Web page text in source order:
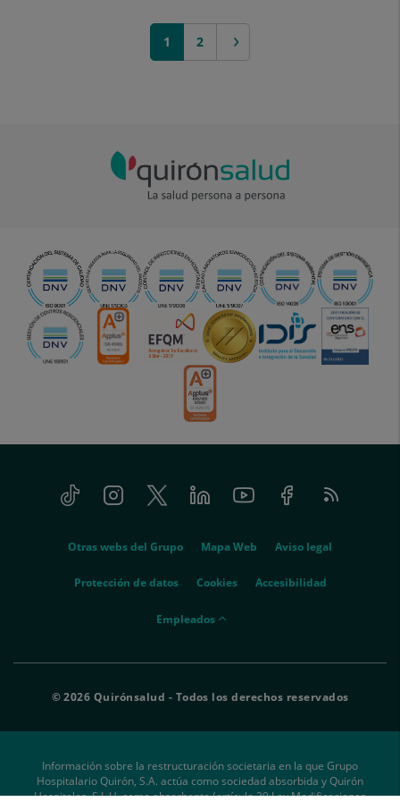
1 2
siguiente >
Tiktok InstagramTwitter LinkedinYoutube FacebookFeed
RSS
Otras webs del Grupo Mapa Web Aviso legal
Protección de datos Cookies Accesibilidad
empleados
Empleados
© 2026 Quirónsalud - Todos los derechos reservados
Información sobre la restructuración societaria en la que Grupo
Hospitalario Quirón, S.A. actúa como sociedad absorbida y Quirón
Hospitales, S.L.U. como absorbente (artículo 39 Ley Modificaciones